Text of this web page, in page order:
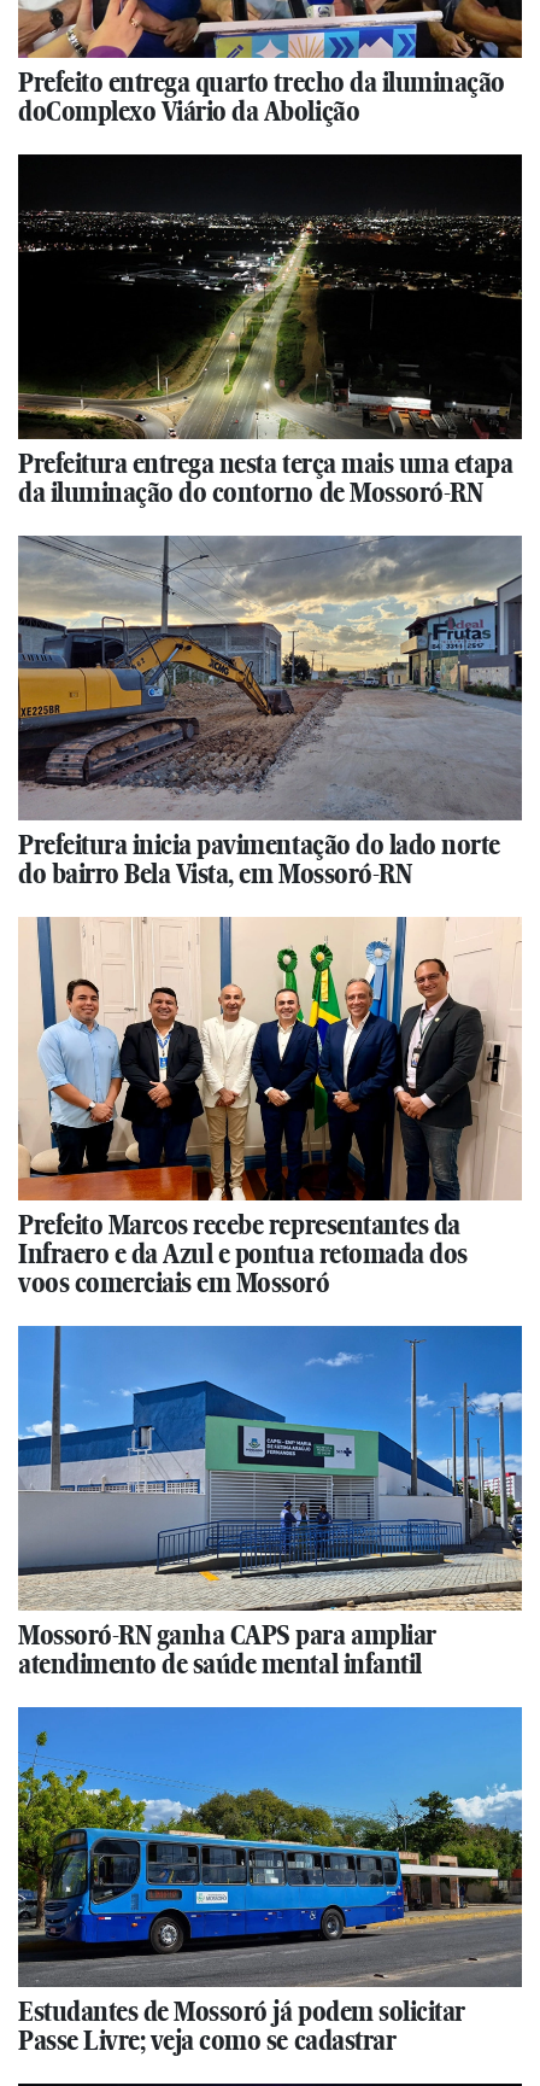
Prefeito entrega quarto trecho da iluminação
doComplexo Viário da Abolição
Prefeitura entrega nesta terça mais uma etapa
da iluminação do contorno de Mossoró-RN
Prefeitura inicia pavimentação do lado norte
do bairro Bela Vista, em Mossoró-RN
Prefeito Marcos recebe representantes da
Infraero e da Azul e pontua retomada dos
voos comerciais em Mossoró
Mossoró-RN ganha CAPS para ampliar
atendimento de saúde mental infantil
Estudantes de Mossoró já podem solicitar
Passe Livre; veja como se cadastrar